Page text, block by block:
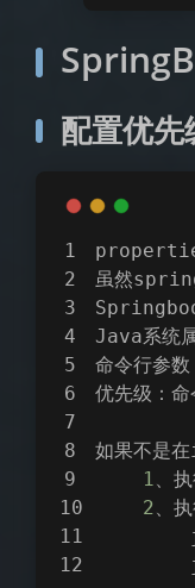
夜间模式
配置优先
虽然
Java系
命令行参数
优先级：
如果不是
1、
2、